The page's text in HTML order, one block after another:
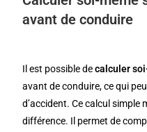
avant de conduire
Il est possible decalculer
avant de conduire, ce qui
d’accident. Ce calcul
différence. Il permet de